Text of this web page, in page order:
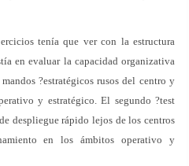
tenía que ver con la estructura
en evaluar la capacidad organizativa
?estratégicos rusos del centro y
y estratégico. El segundo ?test
despliegue rápido lejos de los centros
en los ámbitos operativo y